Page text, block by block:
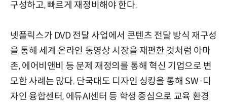
구성하고, 빠르게 재정비해야 한다.
넷플릭스가 DVD 전달 사업에서 콘텐츠 전달 방식 재구성
을 통해 세계 온라인 동영상 시장을 재편한 것처럼 아마
존, 에어비앤비 등 문제 재정의를 통해 혁신 기업으로 변
모한 사례는 많다. 단국대도 디자인 싱킹을 통해 SW·디
자인 융합센터, 에듀AI센터 등 학생 중심으로 교육 환경